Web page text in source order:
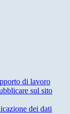
di lavoro
sul sito
dei dati